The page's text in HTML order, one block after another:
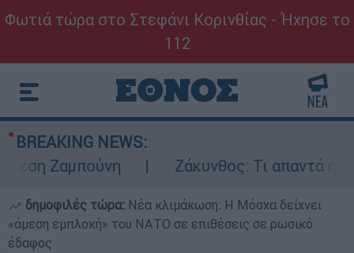
Φωτιά τώρα στο Στεφάνι Κορινθίας - Ήχησε το
112
BREAKING NEWS:
Ζαμπούνη
Ζάκυνθος: Τι απαντά η ΕΛΑΣ
δημοφιλές τώρα: Νέα κλιμάκωση: Η Μόσχα δείχνει
«άμεση εμπλοκή» του ΝΑΤΟ σε επιθέσεις σε ρωσικό
έδαφος